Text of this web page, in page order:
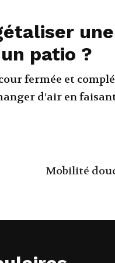
patio ?
fermée et
d’air en
Mobilité